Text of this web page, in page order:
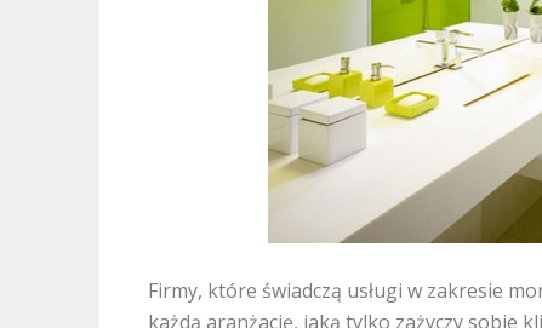
Firmy, które świadczą usługi w zakresie
każdą aranżację, jaką tylko zażyczy sobie